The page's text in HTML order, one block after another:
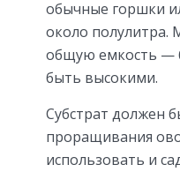
обычные горшки
около полулитра.
общую емкость —
быть высокими.
Субстрат должен
проращивания
использовать и